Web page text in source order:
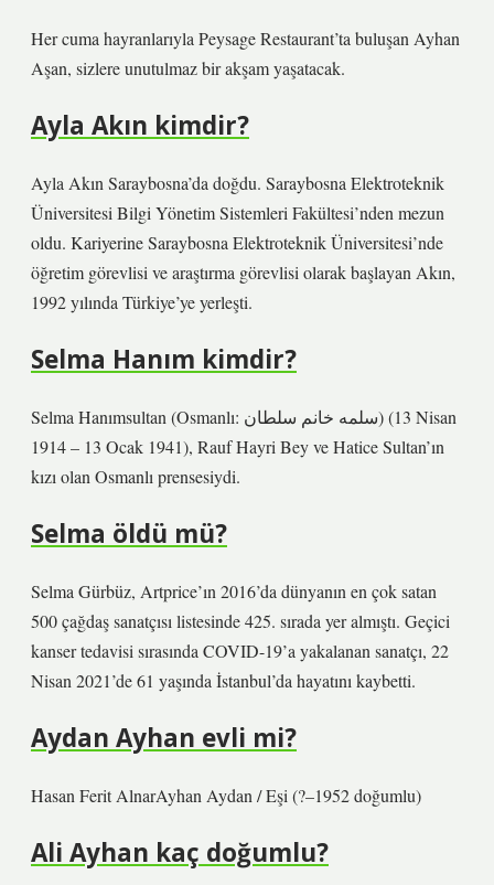
Her cuma hayranlarıyla Peysage Restaurant’ta buluşan Ayhan
Aşan, sizlere unutulmaz bir akşam yaşatacak.
Ayla Akın kimdir?
Ayla Akın Saraybosna’da doğdu. Saraybosna Elektroteknik
Üniversitesi Bilgi Yönetim Sistemleri Fakültesi’nden mezun
oldu. Kariyerine Saraybosna Elektroteknik Üniversitesi’nde
öğretim görevlisi ve araştırma görevlisi olarak başlayan Akın,
1992 yılında Türkiye’ye yerleşti.
Selma Hanım kimdir?
Selma Hanımsultan (Osmanlı: سلمه خانم سلطان) (13 Nisan
1914 – 13 Ocak 1941), Rauf Hayri Bey ve Hatice Sultan’ın
kızı olan Osmanlı prensesiydi.
Selma öldü mü?
Selma Gürbüz, Artprice’ın 2016’da dünyanın en çok satan
500 çağdaş sanatçısı listesinde 425. sırada yer almıştı. Geçici
kanser tedavisi sırasında COVID-19’a yakalanan sanatçı, 22
Nisan 2021’de 61 yaşında İstanbul’da hayatını kaybetti.
Aydan Ayhan evli mi?
Hasan Ferit AlnarAyhan Aydan / Eşi (?–1952 doğumlu)
Ali Ayhan kaç doğumlu?